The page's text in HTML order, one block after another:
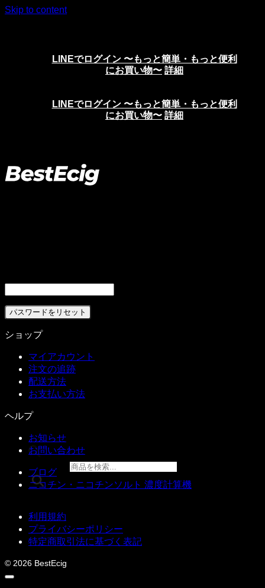
Skip to content
LINEでログイン 〜もっと簡単・もっと便利
にお買い物〜 詳細
LINEでログイン 〜もっと簡単・もっと便利
にお買い物〜 詳細
商品検索
イーリキッド
ニコチンベース
ニコパフ
POD
パスワードをリセット
ショップ
マイアカウント
注文の追跡
配送方法
お支払い方法
ヘルプ
お知らせ
お問い合わせ
ブログ
ニコチン・ニコチンソルト 濃度計算機
利用規約
プライバシーポリシー
特定商取引法に基づく表記
© 2026 BestEcig